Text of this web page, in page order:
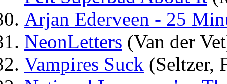
Arjan Ederveen - 25
NeonLetters (Van der
Vampires Suck (Seltzer,